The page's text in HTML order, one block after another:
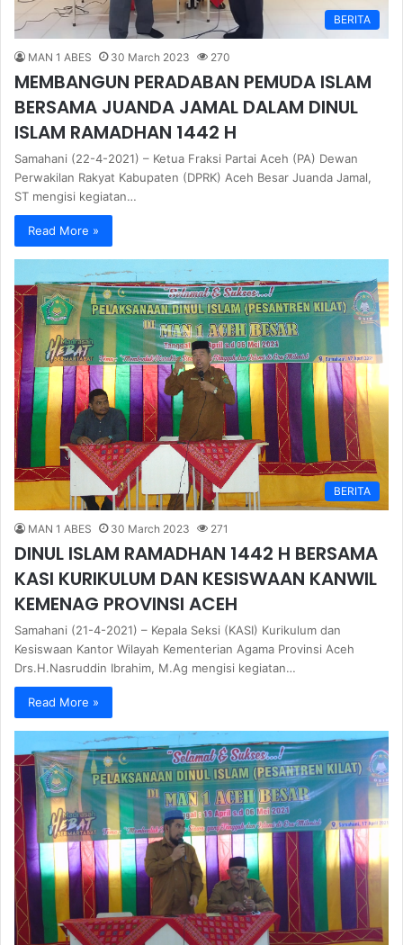
BERITA
MAN 1 ABES 30 March 2023 270
MEMBANGUN PERADABAN PEMUDA ISLAM
BERSAMA JUANDA JAMAL DALAM DINUL
ISLAM RAMADHAN 1442 H
Samahani (22-4-2021) – Ketua Fraksi Partai Aceh (PA) Dewan
Perwakilan Rakyat Kabupaten (DPRK) Aceh Besar Juanda Jamal,
ST mengisi kegiatan…
Read More »
BERITA
MAN 1 ABES 30 March 2023 271
DINUL ISLAM RAMADHAN 1442 H BERSAMA
KASI KURIKULUM DAN KESISWAAN KANWIL
KEMENAG PROVINSI ACEH
Samahani (21-4-2021) – Kepala Seksi (KASI) Kurikulum dan
Kesiswaan Kantor Wilayah Kementerian Agama Provinsi Aceh
Drs.H.Nasruddin Ibrahim, M.Ag mengisi kegiatan…
Read More »